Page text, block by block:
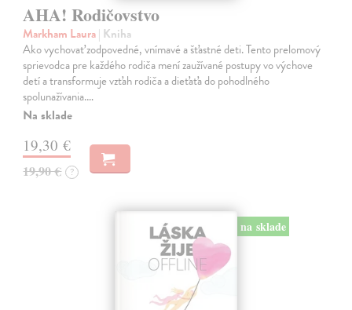
AHA! Rodičovstvo
Markham Laura| Kniha
Ako vychovať zodpovedné, vnímavé a šťastné deti. Tento prelomový
sprievodca pre každého rodiča mení zaužívané postupy vo výchove
detí a transformuje vzťah rodiča a dieťaťa do pohodlného
spolunažívania.…
Na sklade
19,30 €
19,90 € ?
na sklade